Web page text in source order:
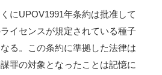
にUPOV1991年条約は批准して
イセンスが規定されている種子
る。この条約に準拠した法律は
罪の対象となったことは記憶に